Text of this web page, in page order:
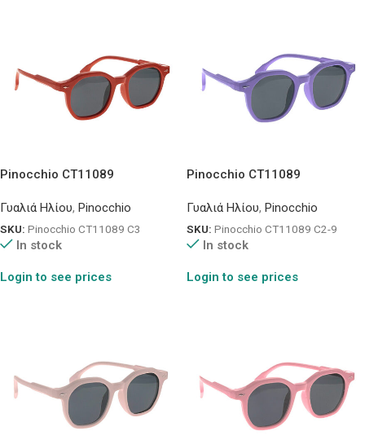
Pinocchio CT11089
Γυαλιά Ηλίου, Pinocchio
SKU: Pinocchio CT11089 C3
In stock
Login to see prices
Pinocchio CT11089
Γυαλιά Ηλίου, Pinocchio
SKU: Pinocchio CT11089 C2-9
In stock
Login to see prices